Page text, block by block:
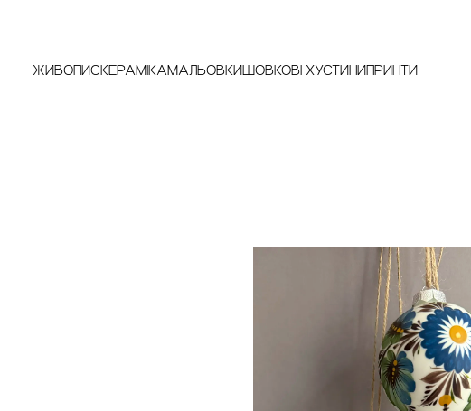
ЖИВОПИСКЕРАМІКАМАЛЬОВКИШОВКОВІ ХУСТИНИПРИНТИ